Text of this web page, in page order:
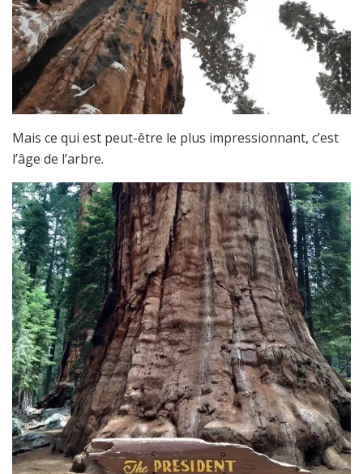
Mais ce qui est peut-être le plus impressionnant, c’est
l’âge de l’arbre.